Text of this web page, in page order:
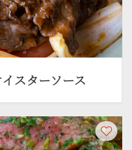
スターソース